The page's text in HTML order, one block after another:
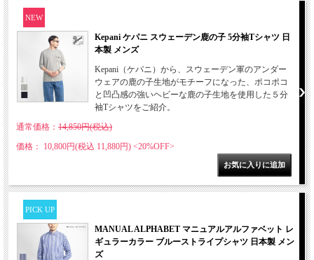
NEW
Kepani ケパニ スウェーデン鹿の子 5分袖Tシャツ 日
本製 メンズ
Kepani（ケパニ）から、スウェーデン軍のアンダー
ウェアの鹿の子生地がモチーフになった、ポコポコ
と凹凸感の強いヘビーな鹿の子生地を使用した５分
袖Tシャツをご紹介。
通常価格： 14,850円(税込)
価格： 10,800円(税込 11,880円) <20%OFF>
PICK UP
MANUAL ALPHABET マニュアルアルファベット レ
ギュラーカラー ブルーストライプシャツ 日本製 メン
ズ